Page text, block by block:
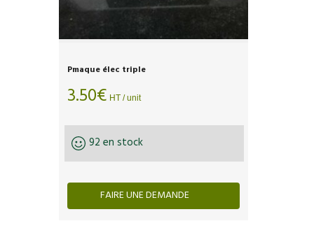
Pmaque élec triple
3.50€ HT / unit
92 en stock
FAIRE UNE DEMANDE